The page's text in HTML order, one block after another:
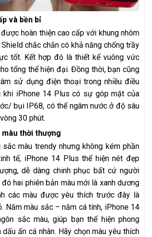
và bền bỉ
hoàn thiện cao cấp với khung nhôm
chắc chắn có khả năng chống trầy
tốt. Kết hợp đó là thiết kế vuông vức
tổng thể hiện đại. Đồng thời, bạn cũng
sử dụng điện thoại trong nhiều điều
khi iPhone 14 Plus có sự góp mặt của
bụi IP68, có thể ngâm nước ở độ sâu
30 phút.
thời thượng
màu trendy nhưng không kém phần
tế, iPhone 14 Plus thể hiện nét đẹp
dễ dàng chinh phục bất cứ người
đó hai phiên bản màu mới là xanh dương
các màu được yêu thích trước đây là
Năm màu sắc – năm cá tính, iPhone 14
sắc màu, giúp bạn thể hiện phong
ấn cá nhân. Hãy chọn màu yêu thích